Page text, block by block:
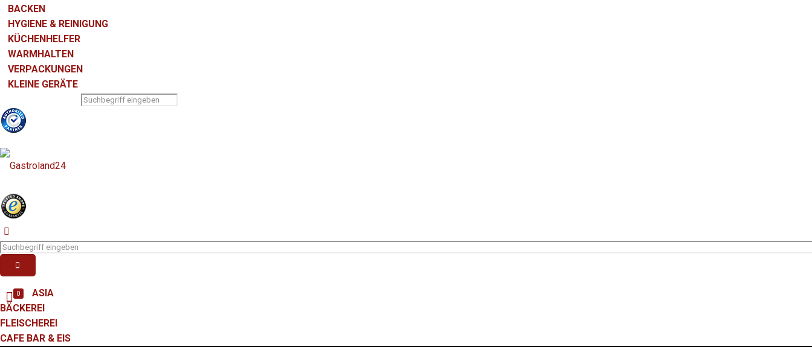
BACKEN
HYGIENE & REINIGUNG
KÜCHENHELFER
WARMHALTEN
VERPACKUNGEN
KLEINE GERÄTE
0
ASIA
BÄCKEREI
FLEISCHEREI
CAFE BAR & EIS